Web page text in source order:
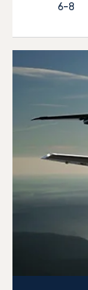
6-8